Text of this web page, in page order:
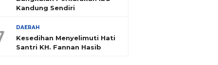
Kandung Sendiri
DAERAH
Kesedihan Menyelimuti Hati
Santri KH. Fannan Hasib